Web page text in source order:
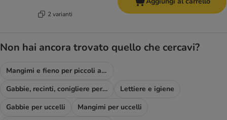
2 varianti
Non hai ancora trovato quello che cercavi?
Mangimi e fieno per piccoli animali & Co
Gabbie, recinti, conigliere per piccoli animali
Lettiere e igiene
Gabbie per uccelli
Mangimi per uccelli